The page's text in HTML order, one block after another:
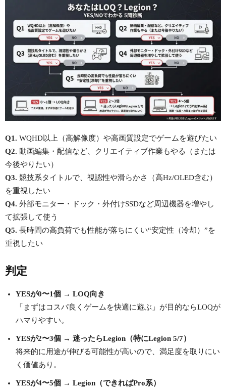
Q1. WQHD以上（高解像度）や高画質設定でゲームを遊びたい
Q2. 動画編集・配信など、クリエイティブ作業もやる（または
今後やりたい）
Q3. 競技系タイトルで、視認性や滑らかさ（高Hz/OLED含む）
を重視したい
Q4. 外部モニター・ドック・外付けSSDなど周辺機器を増やし
て拡張して使う
Q5. 長時間の高負荷でも性能が落ちにくい“安定性（冷却）”を
重視したい
判定
YESが0〜1個 → LOQ向き
「まずはコスパ良くゲームを快適に遊ぶ」が目的ならLOQが
ハマりやすい。
YESが2〜3個 → 迷ったらLegion（特にLegion 5/7）
将来的に用途が伸びる可能性が高いので、満足度を取りにい
く価値あり。
YESが4〜5個 → Legion（できればPro系）